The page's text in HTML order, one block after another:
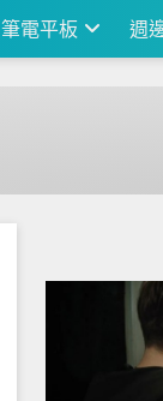
筆電平板 週